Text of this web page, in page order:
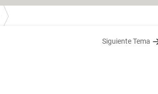
Siguiente Tema